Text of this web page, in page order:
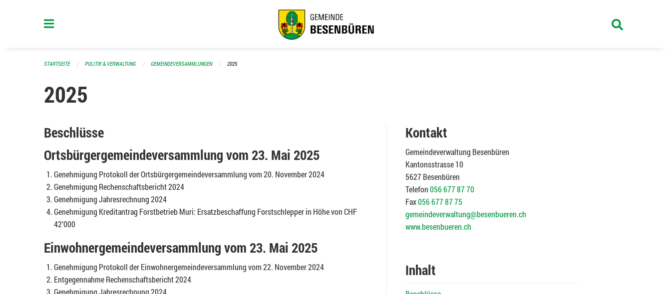
STARTSEITE POLITIK & VERWALTUNG GEMEINDEVERSAMMLUNGEN 2025
2025
Beschlüsse
Ortsbürgergemeindeversammlung vom 23. Mai 2025
Genehmigung Protokoll der Ortsbürgergemeindeversammlung vom 20. November 2024
Genehmigung Rechenschaftsbericht 2024
Genehmigung Jahresrechnung 2024
Genehmigung Kreditantrag Forstbetrieb Muri: Ersatzbeschaffung Forstschlepper in Höhe von CHF
42’000
Einwohnergemeindeversammlung vom 23. Mai 2025
Genehmigung Protokoll der Einwohnergemeindeversammlung vom 22. November 2024
Entgegennahme Rechenschaftsbericht 2024
Genehmigung Jahresrechnung 2024
Kontakt
Gemeindeverwaltung Besenbüren
Kantonsstrasse 10
5627 Besenbüren
Telefon056 677 87 70
Fax056 677 87 75
gemeindeverwaltung@besenbueren.ch
www.besenbueren.ch
Inhalt